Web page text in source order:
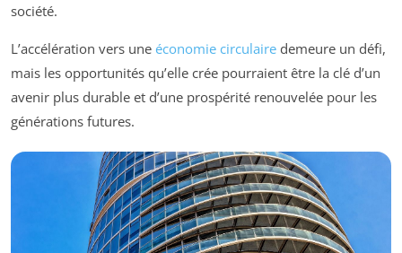
société.
L’accélération vers une économie circulaire demeure un défi,
mais les opportunités qu’elle crée pourraient être la clé d’un
avenir plus durable et d’une prospérité renouvelée pour les
générations futures.